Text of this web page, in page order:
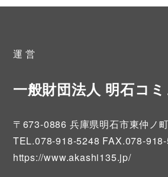
運 営
一般財団法人 明石コ
〒673-0886 兵庫県明石市東仲ノ
TEL.078-918-5248 FAX.078-
https://www.akashi135.jp/